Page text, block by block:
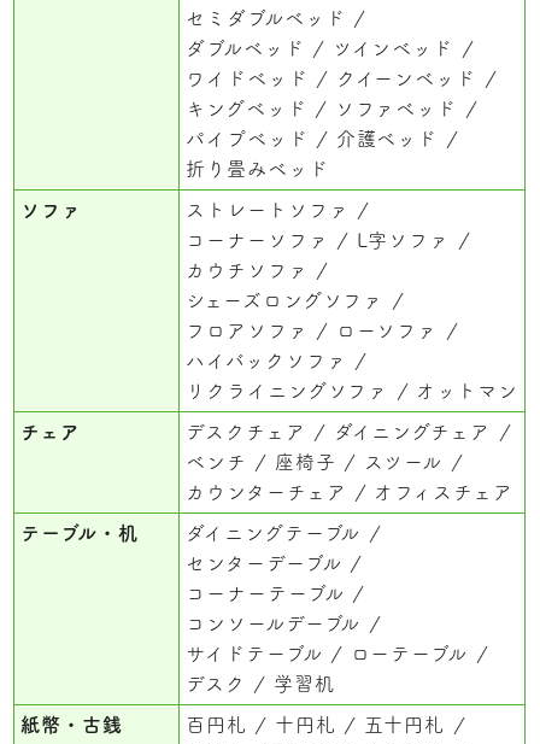
セミダブルベッド
ダブルベッド
ツインベッド
ワイドベッド
クイーンベッド
キングベッド
ソファベッド
パイプベッド
介護ベッド
折り畳みベッド
ソファ
ストレートソファ
コーナーソファ
L字ソファ
カウチソファ
シェーズロングソファ
フロアソファ
ローソファ
ハイバックソファ
リクライニングソファ
オットマン
チェア デスクチェア
ダイニングチェア
ベンチ
座椅子
スツール
カウンターチェア
オフィスチェア
テーブル・机
ダイニングテーブル
センターデーブル
コーナーテーブル
コンソールデーブル
サイドテーブル
ローテーブル
デスク
学習机
紙幣・古銭 百円札 十円札
五十円札